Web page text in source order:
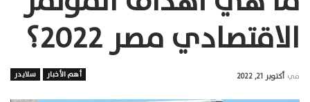
الاقتصادي مصر 2022؟
أهم الأخبار سلايدر في أكتوبر 21, 2022